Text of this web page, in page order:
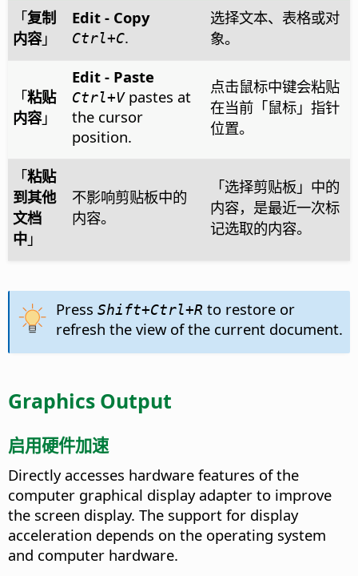
「复制
内容」
Edit - Copy
Ctrl+C.
选择文本、表格或对
象。
「粘贴
内容」
Edit - Paste
Ctrl+Vpastes at
the cursor
position.
点击鼠标中键会粘贴
在当前「鼠标」指针
位置。
「粘贴
到其他
文档
中」
不影响剪贴板中的
内容。
「选择剪贴板」中的
内容，是最近一次标
记选取的内容。
Press Shift+Ctrl+R to restore or
refresh the view of the current document.
Graphics Output
启用硬件加速
Directly accesses hardware features of the
computer graphical display adapter to improve
the screen display. The support for display
acceleration depends on the operating system
and computer hardware.